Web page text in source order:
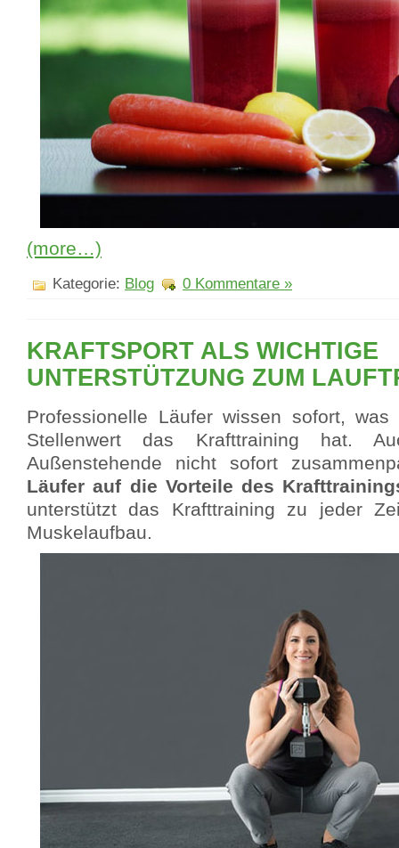
(more…)
Kategorie: Blog 0 Kommentare »
KRAFTSPORT ALS WICHTIGE
UNTERSTÜTZUNG ZUM
Professionelle Läufer wissen sofort,
Stellenwert das Krafttraining hat.
Außenstehende nicht sofort
Läufer auf die Vorteile des
unterstützt das Krafttraining zu jeder
Muskelaufbau.